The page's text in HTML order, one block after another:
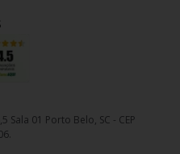
Sala 01 Porto Belo, SC - CEP